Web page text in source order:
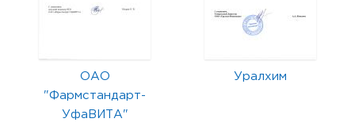
ОАО
"Фармстандарт-
УфаВИТА"
Уралхим